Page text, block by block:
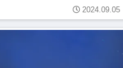
2024.09.05